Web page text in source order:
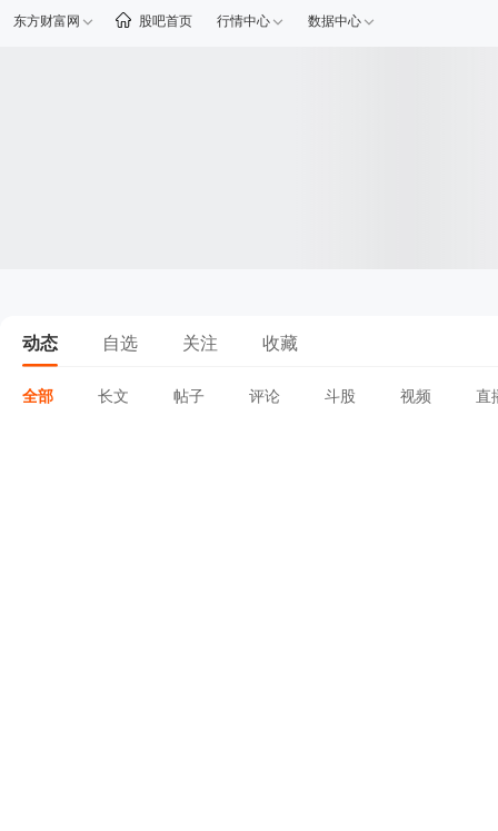
东方财富网 股吧首页 行情中心 数据中心
动态 自选 关注 收藏
全部 长文 帖子 评论 斗股 视频 直